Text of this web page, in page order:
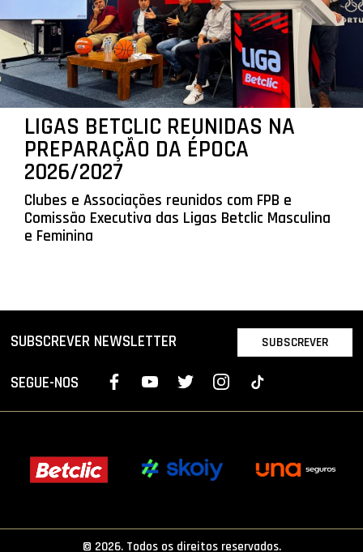
LIGAS BETCLIC REUNIDAS NA
PREPARAÇÃO DA ÉPOCA
2026/2027
Clubes e Associações reunidos com FPB e
Comissão Executiva das Ligas Betclic Masculina
e Feminina
SUBSCREVER NEWSLETTER SUBSCREVER
SEGUE-NOS
© 2026. Todos os direitos reservados.